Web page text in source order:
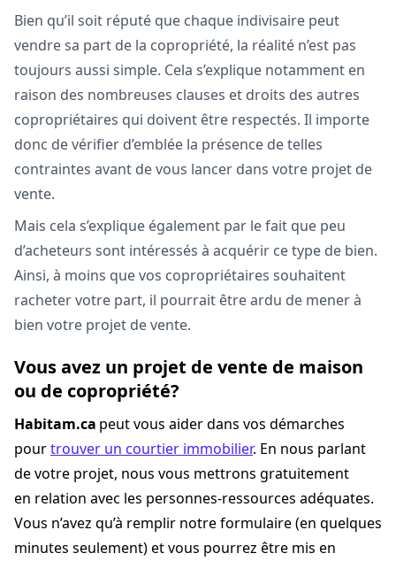
Bien qu’il soit réputé que chaque indivisaire peut
vendre sa part de la copropriété, la réalité n’est pas
toujours aussi simple. Cela s’explique notamment en
raison des nombreuses clauses et droits des autres
copropriétaires qui doivent être respectés. Il importe
donc de vérifier d’emblée la présence de telles
contraintes avant de vous lancer dans votre projet de
vente.
Mais cela s’explique également par le fait que peu
d’acheteurs sont intéressés à acquérir ce type de bien.
Ainsi, à moins que vos copropriétaires souhaitent
racheter votre part, il pourrait être ardu de mener à
bien votre projet de vente.
Vous avez un projet de vente de maison
ou de copropriété?
Habitam.ca peut vous aider dans vos démarches
pourtrouver un courtier immobilier. En nous parlant
de votre projet, nous vous mettrons gratuitement
en relation avec les personnes-ressources adéquates.
Vous n’avez qu’à remplir notre formulaire (en quelques
minutes seulement) et vous pourrez être mis en